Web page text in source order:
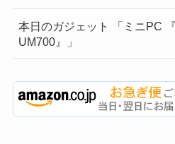
本日のガジェット 「ミニPC
UM700』」